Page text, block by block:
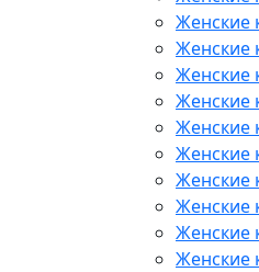
Женские
Женские
Женские
Женские
Женские
Женские
Женские
Женские
Женские
Женские